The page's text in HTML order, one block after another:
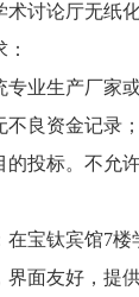
讨论厅无纸
业生产厂家
良资金记录
投标。不允
在宝钛宾馆7
面友好，提